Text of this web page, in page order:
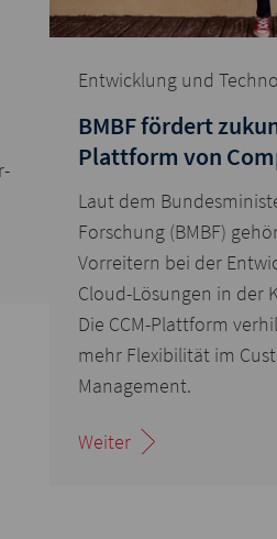
Entwicklung und
BMBF fördert
Plattform von
Laut dem
Forschung (BMBF)
Vorreitern bei der
Cloud-Lösungen in der
Die CCM-Plattform
mehr Flexibilität im
Management.
Weiter